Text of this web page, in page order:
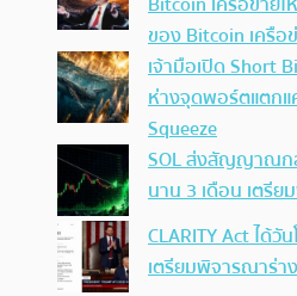
ของ Bitcoin เครือ
เจ้ามือเปิด Short
ห่างจุดพอร์ตแตกแ
Squeeze
SOL ส่งสัญญาณก
นาน 3 เดือน เตรีย
CLARITY Act ได้
เตรียมพิจารณาร่